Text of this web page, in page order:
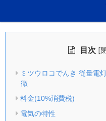
目次 [
ミツウロコでんき 従量電
徴
料金(10%消費税)
電気の特性